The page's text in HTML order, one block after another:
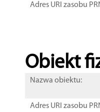
Adres URI zasobu
Obiekt
Nazwa obiektu:
Adres URI zasobu